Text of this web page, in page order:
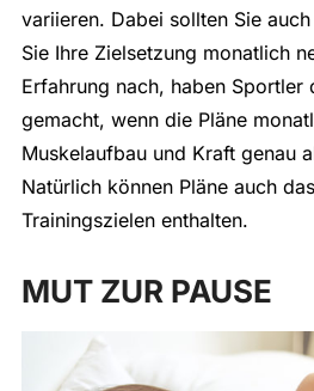
variieren. Dabei sollten Sie
Sie Ihre Zielsetzung monatlich
Erfahrung nach, haben Sportler
gemacht, wenn die Pläne
Muskelaufbau und Kraft genau
Natürlich können Pläne auch
Trainingszielen enthalten.
MUT ZUR PAUSE